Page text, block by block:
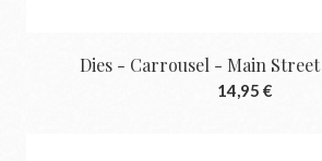
Dies - Carrousel - Main Street
14,95 €